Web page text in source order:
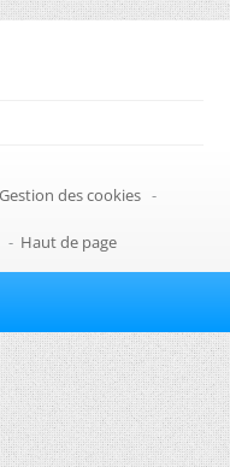
Gestion des cookies -
- Haut de page